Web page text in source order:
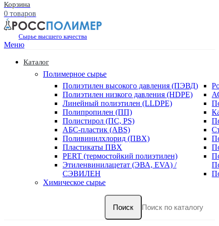
Корзина
0 товаров
Сырье высшего качества
Меню
Каталог
Полимерное сырье
Полиэтилен высокого давления (ПЭВД)
Полиэтилен низкого давления (HDPE)
Линейный полиэтилен (LLDPE)
Полипропилен (ПП)
Полистирол (ПС, PS)
АБС-пластик (ABS)
Поливинилхлорид (ПВХ)
Пластикаты ПВХ
PERT (термостойкий полиэтилен)
Этиленвинилацетат (ЭВА, EVA) /
СЭВИЛЕН
Химическое сырье
Поиск